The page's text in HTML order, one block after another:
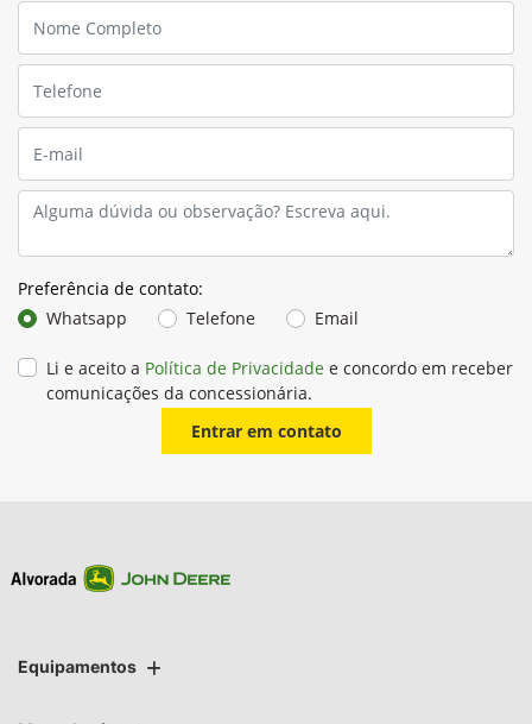
Preferência de contato:
Whatsapp
Telefone Email
Li e aceito a Política de Privacidade e concordo em receber
comunicações da concessionária.
Entrar em contato
Equipamentos